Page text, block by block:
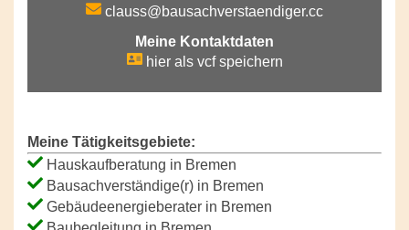
clauss@bausachverstaendiger.cc
Meine Kontaktdaten
hier als vcf speichern
Meine Tätigkeitsgebiete:
Hauskaufberatung in Bremen
Bausachverständige(r) in Bremen
Gebäudeenergieberater in Bremen